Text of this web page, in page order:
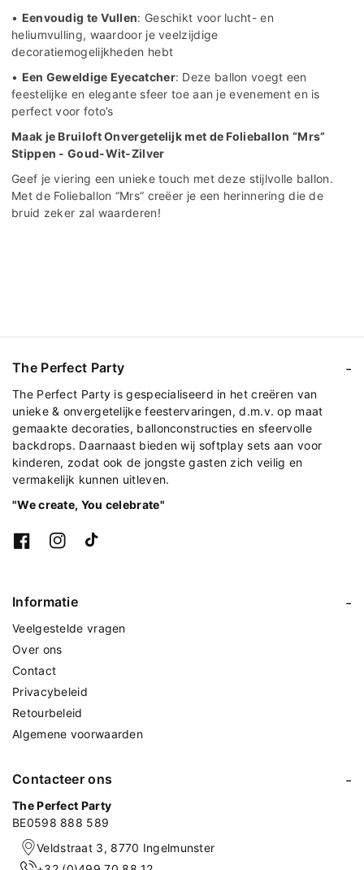
• Eenvoudig te Vullen: Geschikt voor lucht- en
heliumvulling, waardoor je veelzijdige
decoratiemogelijkheden hebt
• Een Geweldige Eyecatcher: Deze ballon voegt een
feestelijke en elegante sfeer toe aan je evenement en is
perfect voor foto’s
Maak je Bruiloft Onvergetelijk met de Folieballon “Mrs”
Stippen - Goud-Wit-Zilver
Geef je viering een unieke touch met deze stijlvolle ballon.
Met de Folieballon “Mrs” creëer je een herinnering die de
bruid zeker zal waarderen!
The Perfect Party
The Perfect Party is gespecialiseerd in het creëren van
unieke & onvergetelijke feestervaringen, d.m.v. op maat
gemaakte decoraties, ballonconstructies en sfeervolle
backdrops. Daarnaast bieden wij softplay sets aan voor
kinderen, zodat ook de jongste gasten zich veilig en
vermakelijk kunnen uitleven.
"We create, You celebrate"
F
b
o
I
a
r
m
T
Informatie
Veelgestelde vragen
Over ons
Contact
Privacybeleid
Retourbeleid
Algemene voorwaarden
Contacteer ons
The Perfect Party
BE0598 888 589
Veldstraat 3, 8770 Ingelmunster